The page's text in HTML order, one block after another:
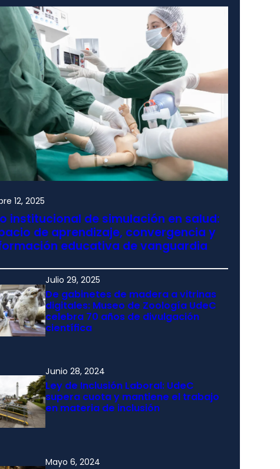
12, 2025
institucional de simulación en salud:
de aprendizaje, convergencia y
educativa de vanguardia
Julio 29, 2025
De gabinetes de madera a vitrinas
digitales: Museo de Zoología UdeC
celebra 70 años de divulgación
científica
Junio 28, 2024
Ley de Inclusión Laboral: UdeC
supera cuota y mantiene el trabajo
en materia de inclusión
Mayo 6, 2024